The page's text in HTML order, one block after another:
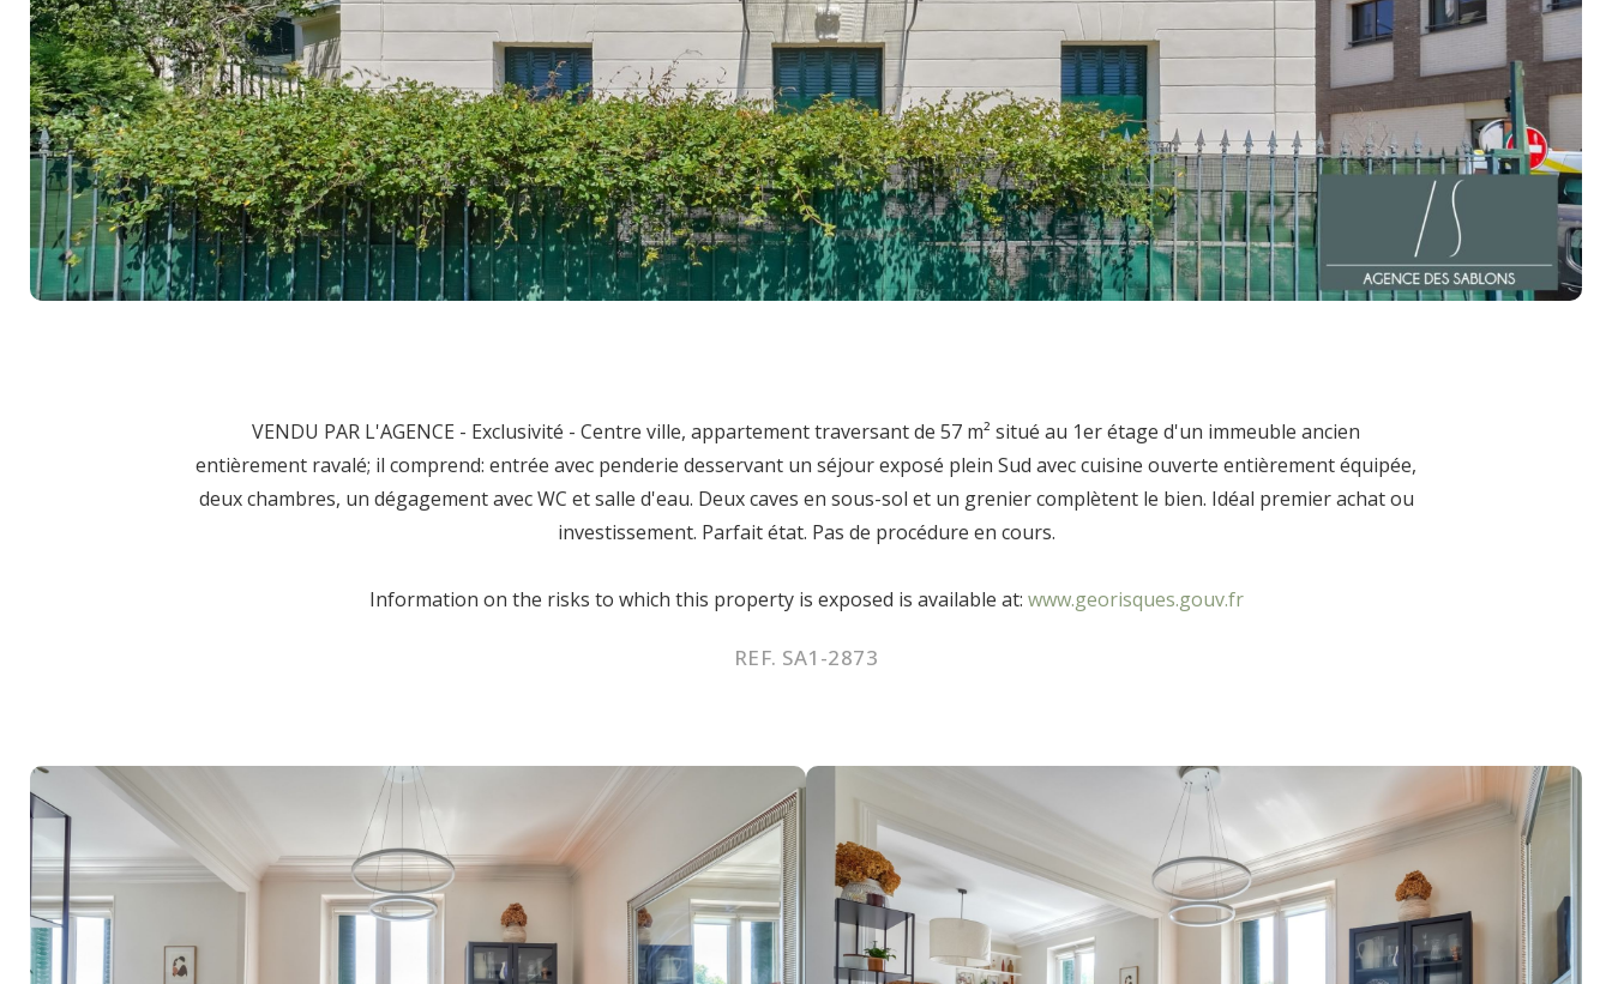
VENDU PAR L'AGENCE - Exclusivité - Centre ville, appartement traversant de 57 m² situé au 1er étage d'un immeuble ancien
entièrement ravalé; il comprend: entrée avec penderie desservant un séjour exposé plein Sud avec cuisine ouverte entièrement équipée,
deux chambres, un dégagement avec WC et salle d'eau. Deux caves en sous-sol et un grenier complètent le bien. Idéal premier achat ou
investissement. Parfait état. Pas de procédure en cours.
Information on the risks to which this property is exposed is available at: www.georisques.gouv.fr
REF. SA1-2873